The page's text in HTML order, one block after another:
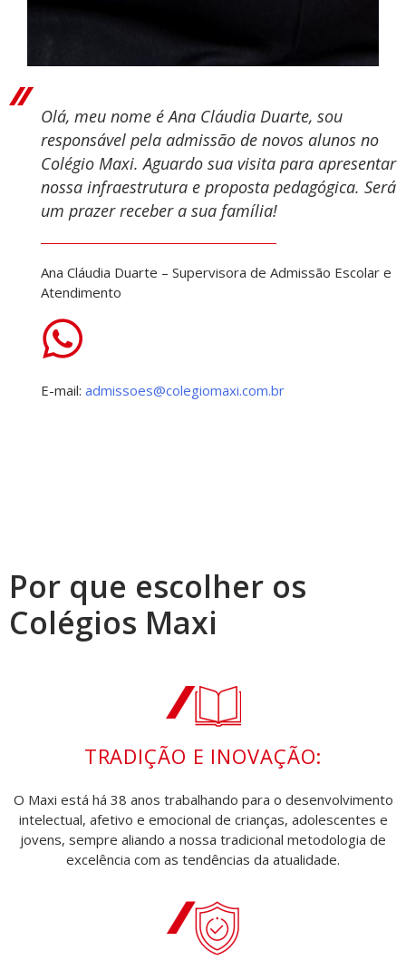
Olá, meu nome é Ana Cláudia Duarte, sou
responsável pela admissão de novos alunos no
Colégio Maxi. Aguardo sua visita para apresentar
nossa infraestrutura e proposta pedagógica. Será
um prazer receber a sua família!
Ana Cláudia Duarte – Supervisora de Admissão Escolar e
Atendimento
E-mail: admissoes@colegiomaxi.com.br
Por que escolher os
Colégios Maxi
TRADIÇÃO E INOVAÇÃO:
O Maxi está há 38 anos trabalhando para o desenvolvimento
intelectual, afetivo e emocional de crianças, adolescentes e
jovens, sempre aliando a nossa tradicional metodologia de
excelência com as tendências da atualidade.